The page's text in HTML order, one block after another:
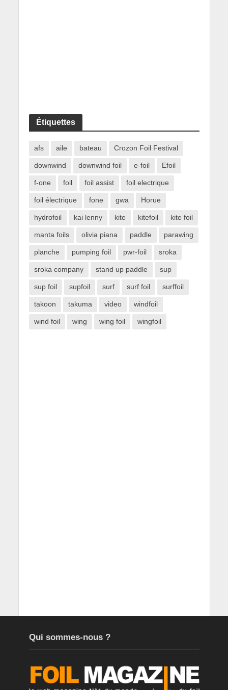
Étiquettes
afs aile bateau Crozon Foil Festival
downwind downwind foil e-foil Efoil
f-one foil foil assist foil electrique
foil électrique fone gwa Horue
hydrofoil kai lenny kite kitefoil kite foil
manta foils olivia piana paddle parawing
planche pumping foil pwr-foil sroka
sroka company stand up paddle sup
sup foil supfoil surf surf foil surffoil
takoon takuma video windfoil
wind foil wing wing foil wingfoil
Qui sommes-nous ?